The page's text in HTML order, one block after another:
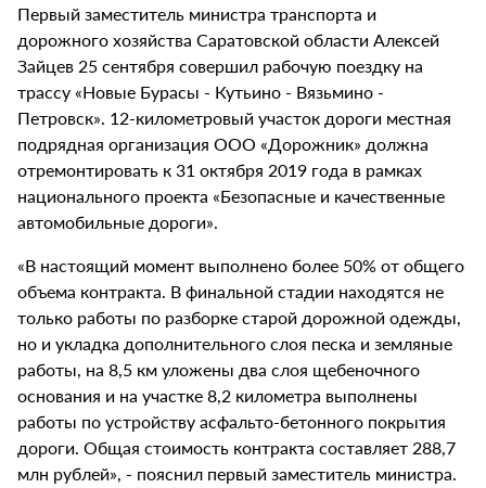
Первый заместитель министра транспорта и
дорожного хозяйства Саратовской области Алексей
Зайцев 25 сентября совершил рабочую поездку на
трассу «Новые Бурасы - Кутьино - Вязьмино -
Петровск». 12-километровый участок дороги местная
подрядная организация ООО «Дорожник» должна
отремонтировать к 31 октября 2019 года в рамках
национального проекта «Безопасные и качественные
автомобильные дороги».
«В настоящий момент выполнено более 50% от общего
объема контракта. В финальной стадии находятся не
только работы по разборке старой дорожной одежды,
но и укладка дополнительного слоя песка и земляные
работы, на 8,5 км уложены два слоя щебеночного
основания и на участке 8,2 километра выполнены
работы по устройству асфальто-бетонного покрытия
дороги. Общая стоимость контракта составляет 288,7
млн рублей», - пояснил первый заместитель министра.